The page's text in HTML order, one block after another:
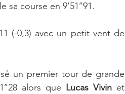
sa course en 9’51’’91.
(-0,3) avec un petit vent de
un premier tour de grande
alors que Lucas Vivin